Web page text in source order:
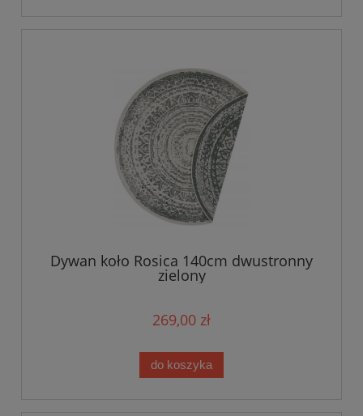
Dywan koło Rosica 140cm dwustronny
zielony
269,00 zł
do koszyka